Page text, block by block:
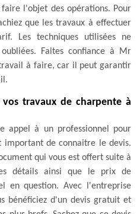
l'objet des opérations. Pour
que les travaux à effectuer
Les techniques utilisées ne
Faites confiance à Mr
à faire, car il peut garantir
travaux de charpente à
appel à un professionnel pour
de connaitre le devis.
qui vous est offert suite à
détails ainsi que le prix de
en question. Avec l'entreprise
bénéficiez d'un devis gratuit et